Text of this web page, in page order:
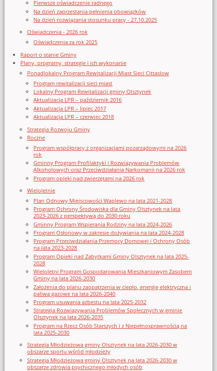
Pierwsze oświadczenie radnego
Na dzień zaprzestania pełnienia obowiązków
Na dzień rozwiązania stosunku pracy - 27.10.2025
Oświadczenia - 2026 rok
Oświadczenia za rok 2025
Raport o stanie Gminy
Plany, programy, strategie i ich wykonanie
Ponadlokalny Program Rewitalizacji Miast Sieci Cittaslow
Program rewitalizacji sieci miast
Lokalny Program Rewitalizacji gminy Olsztynek
Aktualizacja LPR – październik 2016
Aktualizacja LPR – lipiec 2017
Aktualizacja LPR – czerwiec 2018
Strategia Rozwoju Gminy
Roczne
Program współpracy z organizacjami pozarządowymi na 2026
rok
Gminny Program Profilaktyki i Rozwiązywania Problemów
Alkoholowych oraz Przeciwdziałania Narkomanii na 2026 rok
Program opieki nad zwierzętami na 2026 rok
Wieloletnie
Plan Odnowy Miejscowości Waplewo na lata 2021-2028
Program Ochrony Środowiska dla Gminy Olsztynek na lata
2023-2026 z perspektywą do 2030 roku
Gminny Program Wspierania Rodziny na lata 2024-2026
Program Osłonowy w zakresie dożywiania na lata 2024-2028
Program Przeciwdziałania Przemocy Domowej i Ochrony Osób
na lata 2023-2028
Program Opieki nad Zabytkami Gminy Olsztynek na lata 2025-
2028
Wieloletni Program Gospodarowania Mieszkaniowym Zasobem
Gminy na lata 2026-2030
Założenia do planu zaopatrzenia w ciepło, energię elektryczna i
paliwa gazowe na lata 2026-2040
Program usuwania azbestu na lata 2025-2032
Strategia Rozwiązywania Problemów Społecznych w gminie
Olsztynek na lata 2026-2035
Program na Rzecz Osób Starszych i z Niepełnosprawnością na
lata 2025-2030
Strategia Młodzieżowa gminy Olsztynek na lata 2026-2030 w
obszarze sportu wśród młodzieży
Strategia Młodzieżowa gminy Olsztynek na lata 2026-2030 w
obszarze zdrowia psychicznego młodych osób